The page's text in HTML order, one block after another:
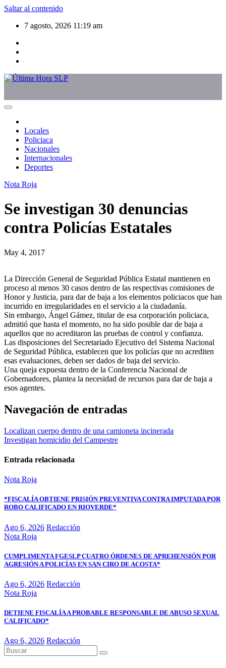
Saltar al contenido
7 agosto, 2026 11:19 am
Locales
Policiaca
Nacionales
Internacionales
Deportes
Nota Roja
Se investigan 30 denuncias
contra Policías Estatales
May 4, 2017
La Dirección General de Seguridad Pública Estatal mantienen en
proceso al menos 30 casos dentro de las respectivas comisiones de
Honor y Justicia, para dar de baja a los elementos policiacos que han
incurrido en irregularidades en el servicio a la ciudadanía.
Sin embargo, Ángel Gámez, titular de esa corporación policiaca,
admitió que hasta el momento, no ha sido posible dar de baja a
aquellos que no acreditaron las pruebas de control y confianza.
Las disposiciones del Secretariado Ejecutivo del Sistema Nacional
de Seguridad Pública, establecen que los policías que no acrediten
esas evaluaciones, deben ser dados de baja del servicio.
Una queja expuesta dentro de la Conferencia Nacional de
Gobernadores, plantea la necesidad de recursos para dar de baja a
esos agentes.
Navegación de entradas
Localizan cuerpo dentro de una camioneta incinerada
Investigan homicidio del Campestre
Entrada relacionada
Nota Roja
*FISCALÍA OBTIENE PRISIÓN PREVENTIVA CONTRA IMPUTADA POR
ROBO CALIFICADO EN RIOVERDE*
Ago 6, 2026 Redacción
Nota Roja
CUMPLIMENTA FGESLP CUATRO ÓRDENES DE APREHENSIÓN POR
AGRESIÓN A POLICÍAS EN SAN CIRO DE ACOSTA*
Ago 6, 2026 Redacción
Nota Roja
DETIENE FISCALÍA A PROBABLE RESPONSABLE DE ABUSO SEXUAL
CALIFICADO*
Ago 6, 2026 Redacción